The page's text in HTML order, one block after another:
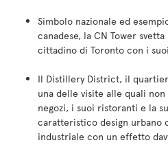
Simbolo nazionale ed
canadese, la CN Tower
cittadino di Toronto con i
Il Distillery District, il
una delle visite alle quali
negozi, i suoi ristoranti e la
caratteristico design urbano
industriale con un effetto